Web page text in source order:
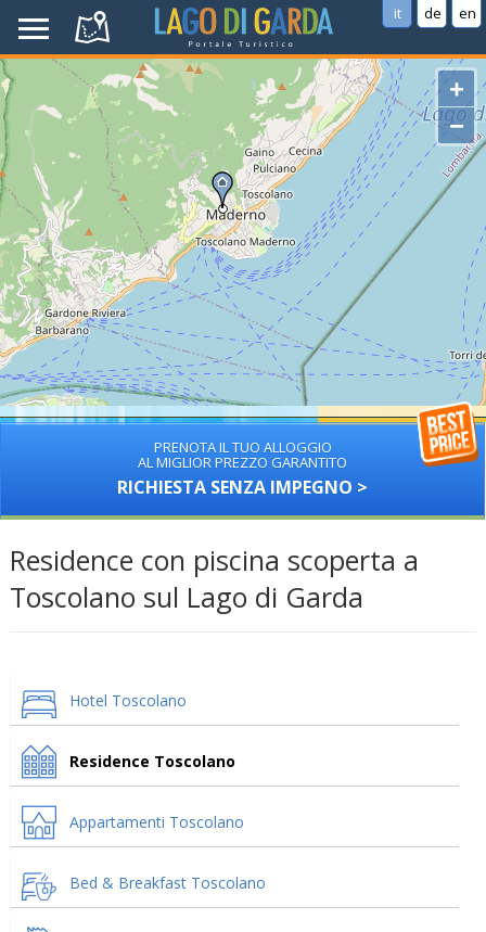
it de en
+
−
PRENOTA IL TUO ALLOGGIO
AL MIGLIOR PREZZO GARANTITO
RICHIESTA SENZA IMPEGNO >
Residence con piscina scoperta a
Toscolano sul Lago di Garda
Hotel Toscolano
Residence Toscolano
Appartamenti Toscolano
Bed & Breakfast Toscolano